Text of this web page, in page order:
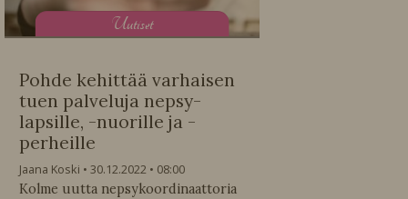
Uutiset
Pohde kehittää varhaisen
tuen palveluja nepsy-
lapsille, -nuorille ja -
perheille
Jaana Koski 30.12.2022
08:00
Kolme uutta nepsykoordinaattoria